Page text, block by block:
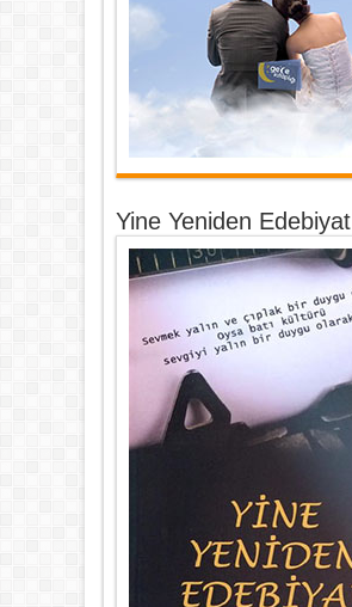
Yine Yeniden Edebiyat